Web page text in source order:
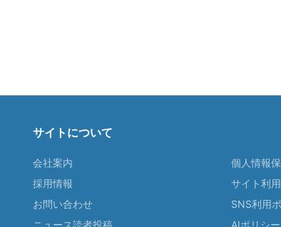
サイトについて
会社案内
採用情報
お問い合わせ
ニュース読者投稿
個人情報
サイト利
SNS利用
AIポリシー